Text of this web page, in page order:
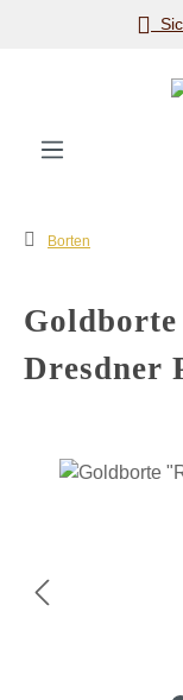
Zum Hauptinhalt
Borten
Dresdner
Bildergalerie